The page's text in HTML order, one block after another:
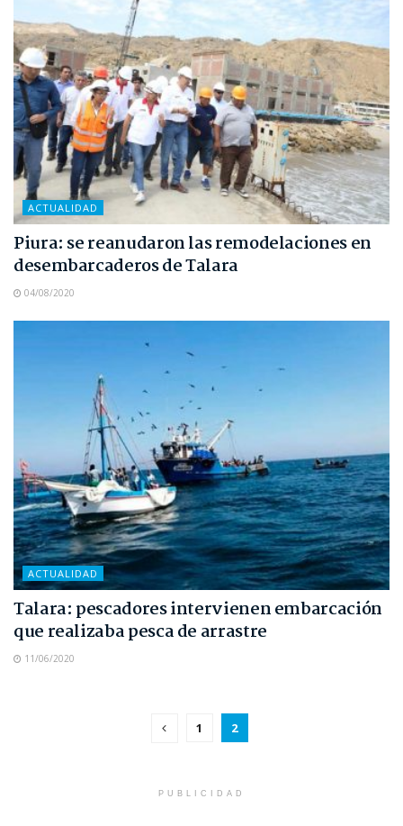
ACTUALIDAD
Piura: se reanudaron las remodelaciones en
desembarcaderos de Talara
04/08/2020
ACTUALIDAD
Talara: pescadores intervienen embarcación
que realizaba pesca de arrastre
11/06/2020
1 2
PUBLICIDAD